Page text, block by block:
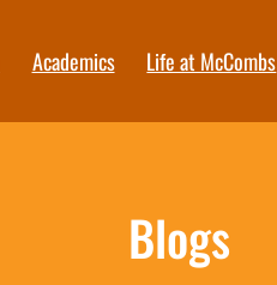
Academics Life at McCombs
Blogs